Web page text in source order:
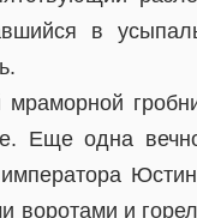
в
Еще одна
воротами и